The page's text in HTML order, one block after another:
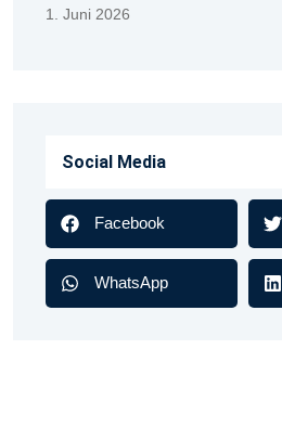
1. Juni 2026
Social Media
Facebook
WhatsApp